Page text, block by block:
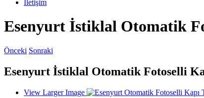
İletişim
Esenyurt İstiklal Otomatik
Önceki Sonraki
Esenyurt İstiklal Otomatik Fotoselli
View Larger Image